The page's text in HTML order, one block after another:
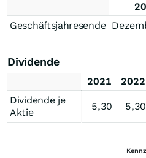
Geschäftsjahresende
Dividende
2021 2022
Dividende je
Aktie
5,30 5,30